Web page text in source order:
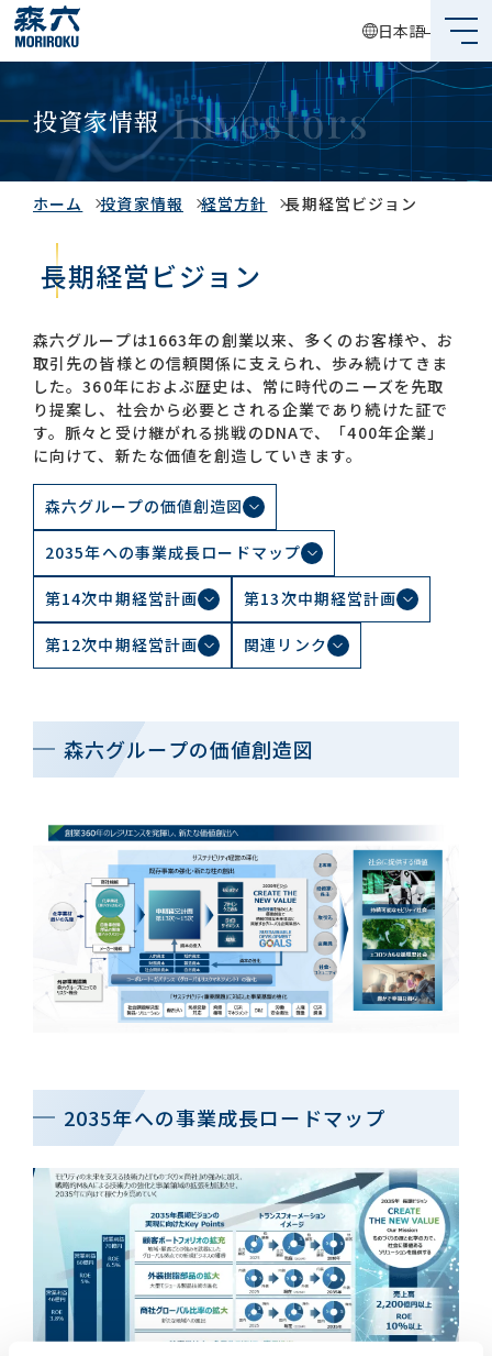
日本語
企業情報
事業内容
サステナビリティ
採用情報
グローバルネットワーク
お問い合わせ一覧
おすすめキーワード
#グローバルネットワーク
#ダイバーシティ＆インクルージョン
#統合報告書
投資家情報
ホーム 投資家情報 経営方針 長期経営ビジョン
長期経営ビジョン
森六グループは1663年の創業以来、多くのお客様や、お
取引先の皆様との信頼関係に支えられ、歩み続けてきま
した。360年におよぶ歴史は、常に時代のニーズを先取
り提案し、社会から必要とされる企業であり続けた証で
す。脈々と受け継がれる挑戦のDNAで、「400年企業」
に向けて、新たな価値を創造していきます。
森六グループの価値創造図
2035年への事業成長ロードマップ
第14次中期経営計画 第13次中期経営計画
第12次中期経営計画 関連リンク
森六グループの価値創造図
2035年への事業成長ロードマップ